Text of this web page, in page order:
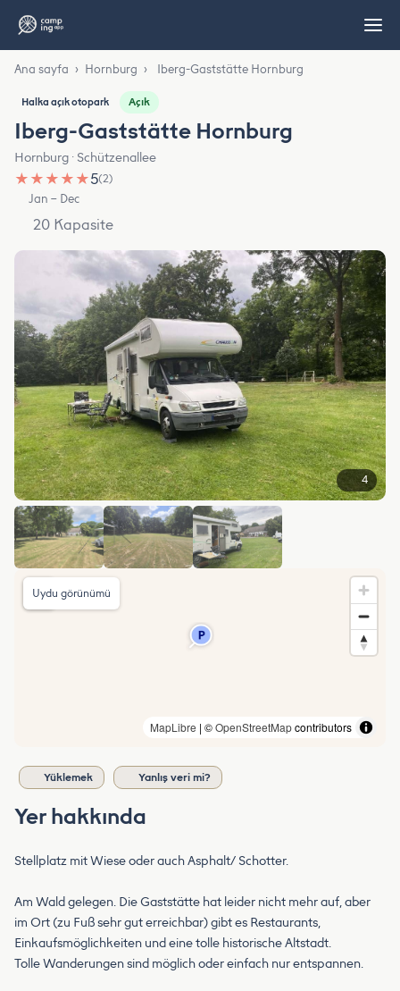
Ana sayfa › Hornburg › Iberg-Gaststätte Hornburg
Halka açık otopark Açık
Iberg-Gaststätte Hornburg
Hornburg · Schützenallee
★ ★ ★ ★ ★5(2)
Jan – Dec
20 Kapasite
4
MapLibre | ©OpenStreetMapcontributors
Uydu görünümü
Yüklemek Yanlış veri mi?
Yer hakkında
Stellplatz mit Wiese oder auch Asphalt/ Schotter.
Am Wald gelegen. Die Gaststätte hat leider nicht mehr auf, aber
im Ort (zu Fuß sehr gut erreichbar) gibt es Restaurants,
Einkaufsmöglichkeiten und eine tolle historische Altstadt.
Tolle Wanderungen sind möglich oder einfach nur entspannen.